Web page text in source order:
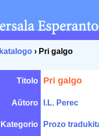
katalogo › Pri galgo
Titolo Pri galgo
Aŭtoro I.L. Perec
Kategorio Prozo